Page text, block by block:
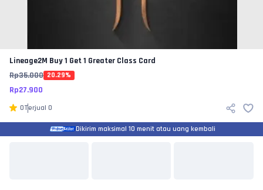
Lineage2M Buy 1 Get 1 Greater Class Card
Rp35.000 20.29%
Rp27.900
0Terjual 0
Dikirim maksimal 10 menit atau uang kembali